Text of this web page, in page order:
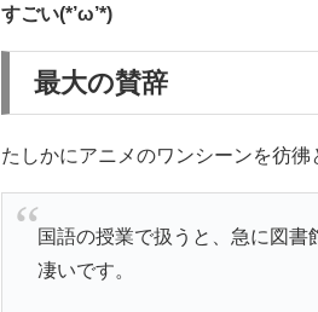
すごい(*’ω’*)
最大の賛辞
たしかにアニメのワンシーンを彷彿
国語の授業で扱うと、急に図
凄いです。